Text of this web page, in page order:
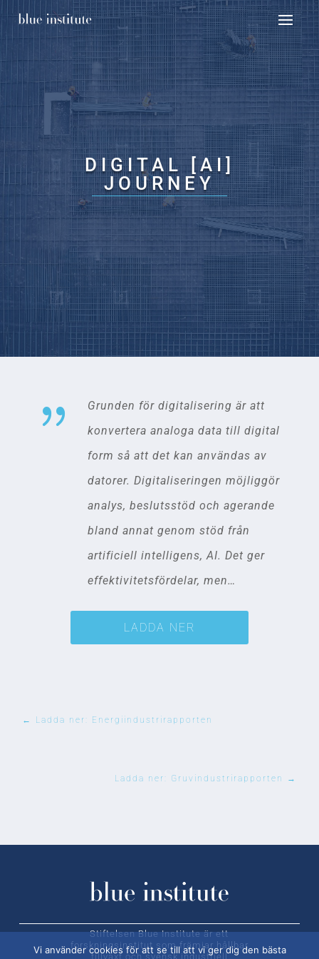
DIGITAL [AI]
JOURNEY
{
Grunden för digitalisering är att
konvertera analoga data till digital
form så att det kan användas av
datorer. Digitaliseringen möjliggör
analys, beslutsstöd och agerande
bland annat genom stöd från
artificiell intelligens, AI. Det ger
effektivitetsfördelar, men…
LADDA NER
← Ladda ner: Energiindustrirapporten
Ladda ner: Gruvindustrirapporten →
Stiftelsen Blue Institute är ett
forskningsinstitut som främjar hållbar
tillväxt och svensk industriell
Vi använder cookies för att se till att vi ger dig den bästa